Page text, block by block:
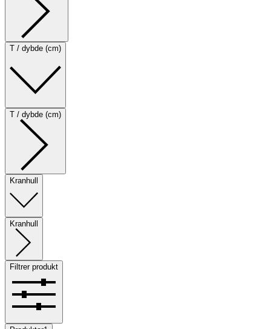
T / dybde (cm)
T / dybde (cm)
Kranhull
Kranhull
Filtrer produkt